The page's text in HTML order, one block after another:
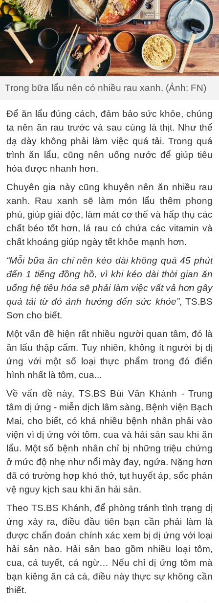
Trong bữa lẩu nên có nhiều rau xanh. (Ảnh: FN)
Để ăn lẩu đúng cách, đảm bảo sức khỏe, chúng
ta nên ăn rau trước và sau cùng là thịt. Như thế
dạ dày không phải làm việc quá tải. Trong quá
trình ăn lẩu, cũng nên uống nước để giúp tiêu
hóa được nhanh hơn.
Chuyên gia này cũng khuyên nên ăn nhiều rau
xanh. Rau xanh sẽ làm món lẩu thêm phong
phú, giúp giải độc, làm mát cơ thể và hấp thụ các
chất béo tốt hơn, lá rau có chứa các vitamin và
chất khoáng giúp ngày tết khỏe mạnh hơn.
“Mỗi bữa ăn chỉ nên kéo dài không quá 45 phút
đến 1 tiếng đồng hồ, vì khi kéo dài thời gian ăn
uống hệ tiêu hóa sẽ phải làm việc vất vả hơn gây
quá tải từ đó ảnh hưởng đến sức khỏe”, TS.BS
Sơn cho biết.
Một vấn đề hiện rất nhiều người quan tâm, đó là
ăn lẩu thập cẩm. Tuy nhiên, không ít người bị dị
ứng với một số loại thực phẩm trong đó điển
hình nhất là tôm, cua...
Về vấn đề này, TS.BS Bùi Văn Khánh - Trung
tâm dị ứng - miễn dịch lâm sàng, Bệnh viện Bạch
Mai, cho biết, có khá nhiều bệnh nhân phải vào
viện vì dị ứng với tôm, cua và hải sản sau khi ăn
lẩu. Một số bệnh nhân chỉ bị những triệu chứng
ở mức độ nhẹ như nổi mày đay, ngứa. Nặng hơn
đã có trường hợp khó thở, tụt huyết áp, sốc phản
vệ nguy kịch sau khi ăn hải sản.
Theo TS.BS Khánh, để phòng tránh tình trạng dị
ứng xảy ra, điều đầu tiên bạn cần phải làm là
được chẩn đoán chính xác xem bị dị ứng với loại
hải sản nào. Hải sản bao gồm nhiều loại tôm,
cua, cá tuyết, cá ngừ… Nếu chỉ dị ứng tôm mà
bạn kiêng ăn cả cá, điều này thực sự không cần
thiết.